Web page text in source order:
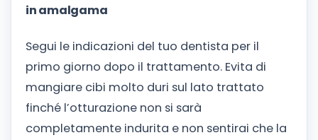
in amalgama
Segui le indicazioni del tuo dentista per il
primo giorno dopo il trattamento. Evita di
mangiare cibi molto duri sul lato trattato
finché l’otturazione non si sarà
completamente indurita e non sentirai che la